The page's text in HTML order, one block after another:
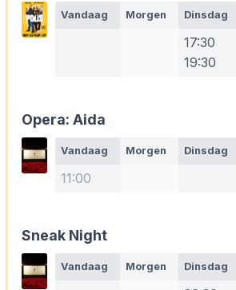
Vandaag Morgen Dinsdag
17:30
19:30
Opera: Aida
Vandaag Morgen Dinsdag
11:00
Sneak Night
Vandaag Morgen Dinsdag